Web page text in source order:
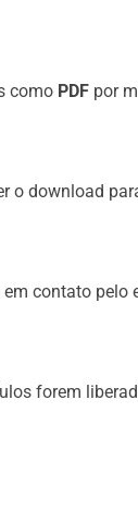
como PDF por
o download
contato pelo
forem